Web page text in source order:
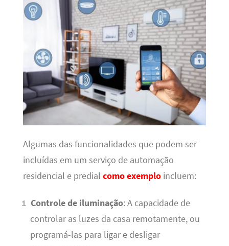
Algumas das funcionalidades que podem ser
incluídas em um serviço de automação
residencial e predial como exemploincluem:
Controle de iluminação: A capacidade de
controlar as luzes da casa remotamente, ou
programá-las para ligar e desligar